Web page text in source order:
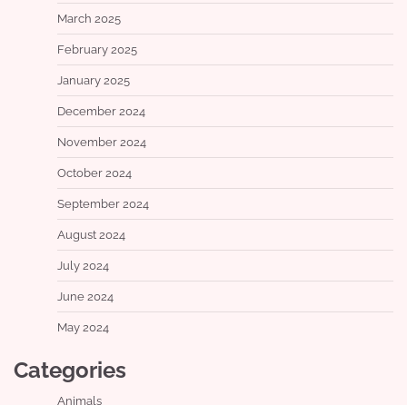
March 2025
February 2025
January 2025
December 2024
November 2024
October 2024
September 2024
August 2024
July 2024
June 2024
May 2024
Categories
Animals